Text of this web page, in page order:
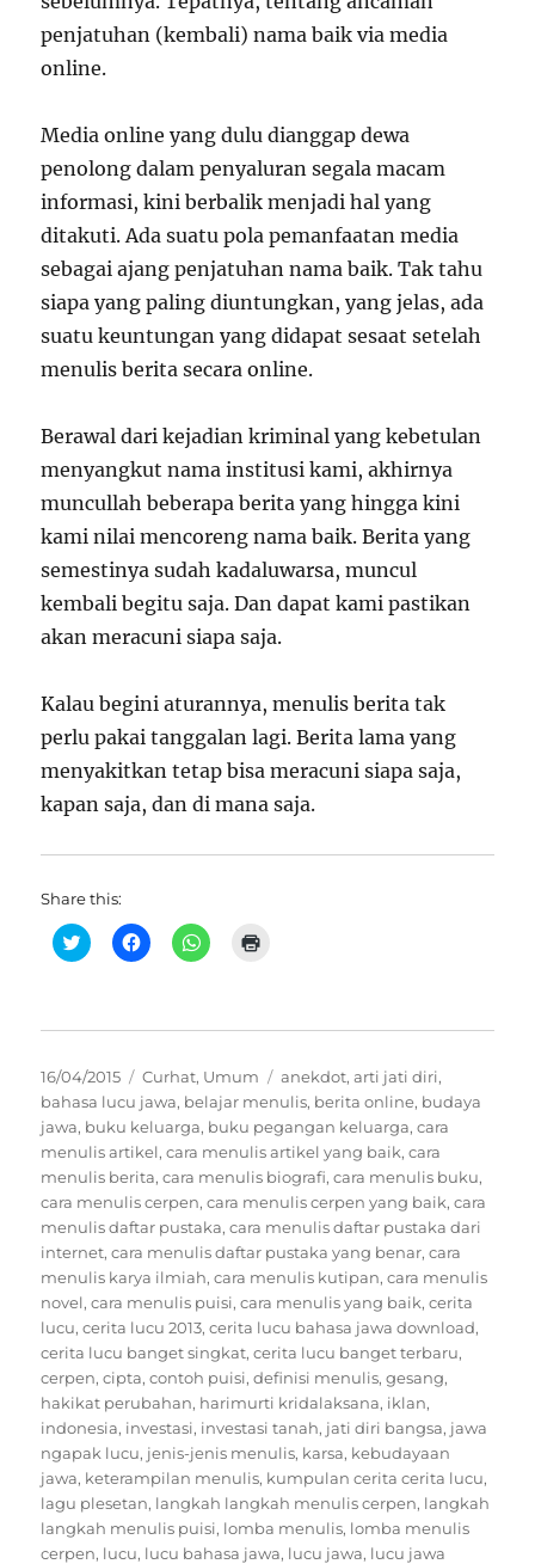
penjatuhan (kembali) nama baik via media
online.
Media online yang dulu dianggap dewa
penolong dalam penyaluran segala macam
informasi, kini berbalik menjadi hal yang
ditakuti. Ada suatu pola pemanfaatan media
sebagai ajang penjatuhan nama baik. Tak tahu
siapa yang paling diuntungkan, yang jelas, ada
suatu keuntungan yang didapat sesaat setelah
menulis berita secara online.
Berawal dari kejadian kriminal yang kebetulan
menyangkut nama institusi kami, akhirnya
muncullah beberapa berita yang hingga kini
kami nilai mencoreng nama baik. Berita yang
semestinya sudah kadaluwarsa, muncul
kembali begitu saja. Dan dapat kami pastikan
akan meracuni siapa saja.
Kalau begini aturannya, menulis berita tak
perlu pakai tanggalan lagi. Berita lama yang
menyakitkan tetap bisa meracuni siapa saja,
kapan saja, dan di mana saja.
Share this:
C
l
o
a
r
e
o
n
T
w
i
t
e
r
(
O
p
e
n
s
i
n
n
e
w
w
i
n
d
o
w
)
C
l
o
a
r
e
o
F
a
c
e
o
o
k
(
O
p
e
s
n
n
e
w
w
i
n
d
o
w
)
C
l
o
a
r
e
o
n
W
h
a
t
s
A
p
p
(
O
p
e
n
s
i
n
n
e
w
w
n
d
o
w
)
o
n
t
(
p
e
n
s
n
n
e
w
w
i
n
o
w
)
Posted
on
16/04/2015 Categories
Curhat, Umum Tags
anekdot,arti jati diri,
bahasa lucu jawa, belajar menulis, berita online, budaya
jawa, buku keluarga, buku pegangan keluarga,cara
menulis artikel,cara menulis artikel yang baik,cara
menulis berita,cara menulis biografi,cara menulis buku,
cara menulis cerpen,cara menulis cerpen yang baik,cara
menulis daftar pustaka,cara menulis daftar pustaka dari
internet,cara menulis daftar pustaka yang benar,cara
menulis karya ilmiah,cara menulis kutipan,cara menulis
novel,cara menulis puisi,cara menulis yang baik,cerita
lucu,cerita lucu 2013,cerita lucu bahasa jawa download,
cerita lucu banget singkat,cerita lucu banget terbaru,
cerpen,cipta,contoh puisi,definisi menulis,gesang,
hakikat perubahan, harimurti kridalaksana, iklan,
indonesia, investasi, investasi tanah, jati diri bangsa, jawa
ngapak lucu, jenis-jenis menulis, karsa, kebudayaan
jawa, keterampilan menulis, kumpulan cerita cerita lucu,
lagu plesetan, langkah langkah menulis cerpen, langkah
langkah menulis puisi, lomba menulis, lomba menulis
cerpen, lucu, lucu bahasa jawa, lucu jawa, lucu jawa